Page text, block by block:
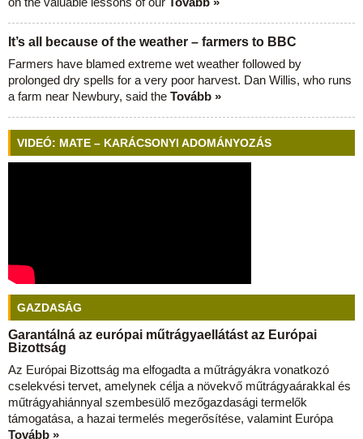
It’s all because of the weather – farmers to BBC
Farmers have blamed extreme wet weather followed by
prolonged dry spells for a very poor harvest. Dan Willis, who runs
a farm near Newbury, said the Tovább »
VIDEÓ: MATE – KARÁCSONYI ADOMÁNYOZÁS
GAZDASÁG
Garantálná az európai műtrágyaellátást az Európai
Bizottság
Az Európai Bizottság ma elfogadta a műtrágyákra vonatkozó
cselekvési tervet, amelynek célja a növekvő műtrágyaárakkal és
műtrágyahiánnyal szembesülő mezőgazdasági termelők
támogatása, a hazai termelés megerősítése, valamint Európa
Tovább »